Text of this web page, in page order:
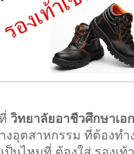
วิทยาลัยอาชีวศึกษาเอก
งอุตสาหกรรม ที่ต้องทำ